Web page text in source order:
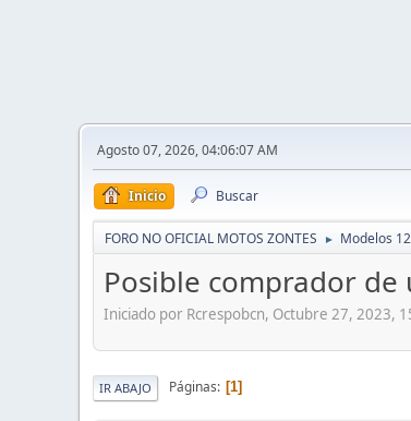
Agosto 07, 2026, 04:06:07 AM
Inicio Buscar
FORO NO OFICIAL MOTOS ZONTES ► Modelos
Posible comprador de
Iniciado por Rcrespobcn, Octubre 27, 2023,
IR ABAJO Páginas 1